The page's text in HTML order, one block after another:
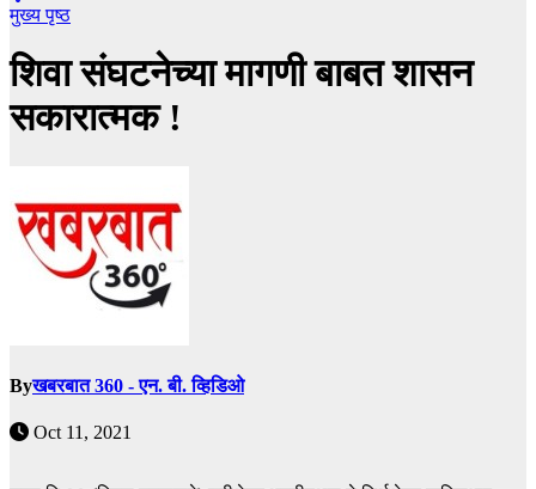
मुख्य पृष्ठ
शिवा संघटनेच्या मागणी बाबत शासन
सकारात्मक !
Byखबरबात 360 - एन. बी. व्हिडिओ
Oct 11, 2021